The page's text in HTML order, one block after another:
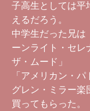
子高生としては平
えるだろう。
中学生だった兄は
ーンライト・セレ
ザ・ムード」
「アメリカン・
グレン・ミラー楽
買ってもらった。